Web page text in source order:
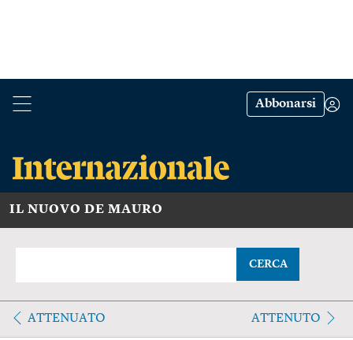
Abbonarsi
IL NUOVO DE MAURO
CERCA
ATTENUATO ATTENUTO